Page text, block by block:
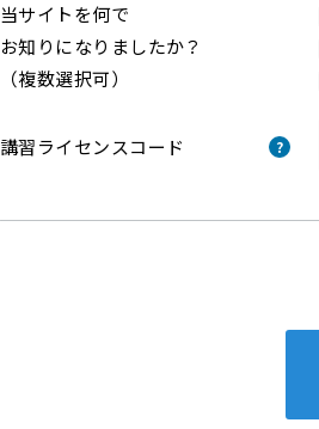
当サイトを何で
お知りになりましたか？
（複数選択可）
講習ライセンスコード